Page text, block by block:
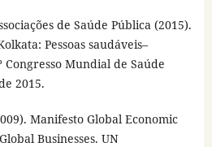
de Saúde Pública (2015).
Pessoas saudáveis–
Congresso Mundial de Saúde
2015.
Manifesto Global Economic
Businesses. UN